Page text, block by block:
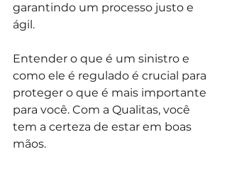
garantindo um processo justo e
ágil.
Entender o que é um sinistro e
como ele é regulado é crucial para
proteger o que é mais importante
para você. Com a Qualitas, você
tem a certeza de estar em boas
mãos.